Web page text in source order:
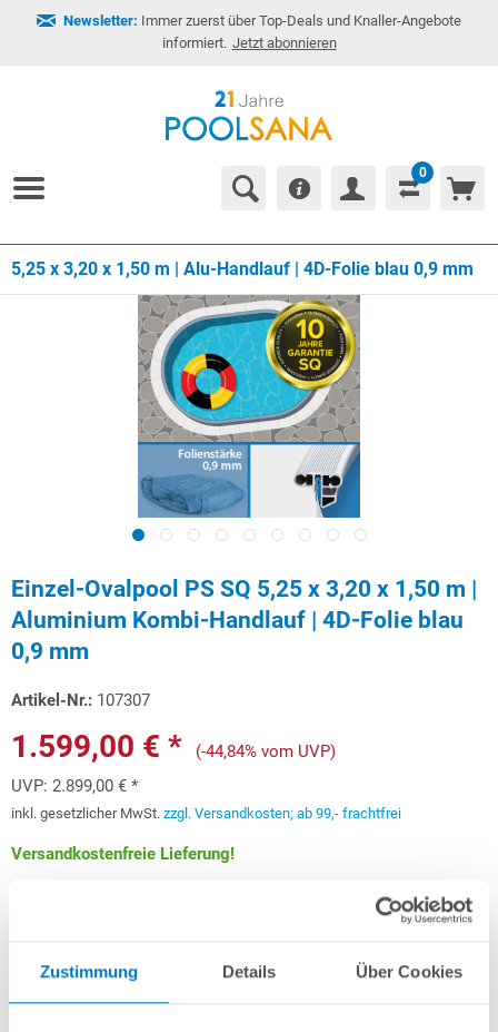
Zustimmung Details Über Cookies
Newsletter: Immer zuerst über Top-Deals und Knaller-Angebote
informiert. Jetzt abonnieren
0
5,25 x 3,20 x 1,50 m | Alu-Handlauf | 4D-Folie blau 0,9 mm
Einzel-Ovalpool PS SQ 5,25 x 3,20 x 1,50 m |
Aluminium Kombi-Handlauf | 4D-Folie blau
0,9 mm
Artikel-Nr.: 107307
1.599,00 € *
(-44,84% vom UVP)
UVP: 2.899,00 € *
inkl. gesetzlicher MwSt. zzgl. Versandkosten; ab 99,- frachtfrei
Versandkostenfreie Lieferung!
Weitere Informationen